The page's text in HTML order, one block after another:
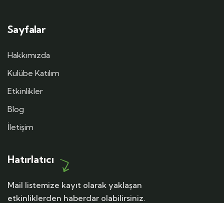
Sayfalar
Hakkımızda
Kulübe Katılım
Etkinlikler
Blog
İletişim
Hatırlatıcı
Mail listemize kayıt olarak yaklaşan
etkinliklerden haberdar olabilirsiniz.